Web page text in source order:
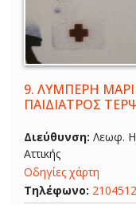
9. ΛΥΜΠΕΡΗ
ΠΑΙΔΙΑΤΡΟΣ
Διεύθυνση: Λεωφ.
Αττικής
Οδηγίες χάρτη
Τηλέφωνο: